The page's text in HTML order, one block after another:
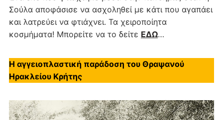
Σούλα αποφάσισε να ασχοληθεί με κάτι που αγαπάει
και λατρεύει να φτιάχνει. Τα χειροποίητα
κοσμήματα! Μπορείτε να το δείτε ΕΔΩ…
Η αγγειοπλαστική παράδοση του Θραψανού
Ηρακλείου Κρήτης